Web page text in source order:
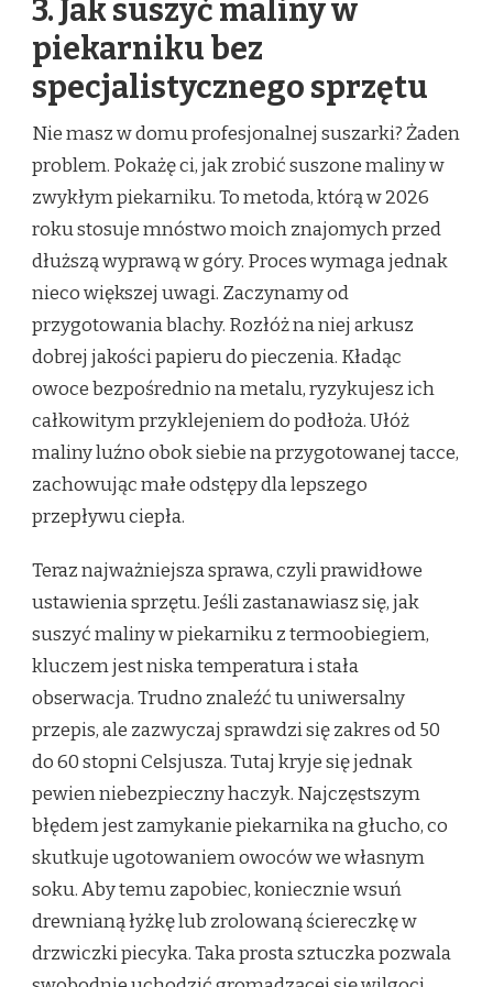
3. Jak suszyć maliny w
piekarniku bez
specjalistycznego sprzętu
Nie masz w domu profesjonalnej suszarki? Żaden
problem. Pokażę ci, jak zrobić suszone maliny w
zwykłym piekarniku. To metoda, którą w 2026
roku stosuje mnóstwo moich znajomych przed
dłuższą wyprawą w góry. Proces wymaga jednak
nieco większej uwagi. Zaczynamy od
przygotowania blachy. Rozłóż na niej arkusz
dobrej jakości papieru do pieczenia. Kładąc
owoce bezpośrednio na metalu, ryzykujesz ich
całkowitym przyklejeniem do podłoża. Ułóż
maliny luźno obok siebie na przygotowanej tacce,
zachowując małe odstępy dla lepszego
przepływu ciepła.
Teraz najważniejsza sprawa, czyli prawidłowe
ustawienia sprzętu. Jeśli zastanawiasz się, jak
suszyć maliny w piekarniku z termoobiegiem,
kluczem jest niska temperatura i stała
obserwacja. Trudno znaleźć tu uniwersalny
przepis, ale zazwyczaj sprawdzi się zakres od 50
do 60 stopni Celsjusza. Tutaj kryje się jednak
pewien niebezpieczny haczyk. Najczęstszym
błędem jest zamykanie piekarnika na głucho, co
skutkuje ugotowaniem owoców we własnym
soku. Aby temu zapobiec, koniecznie wsuń
drewnianą łyżkę lub zrolowaną ściereczkę w
drzwiczki piecyka. Taka prosta sztuczka pozwala